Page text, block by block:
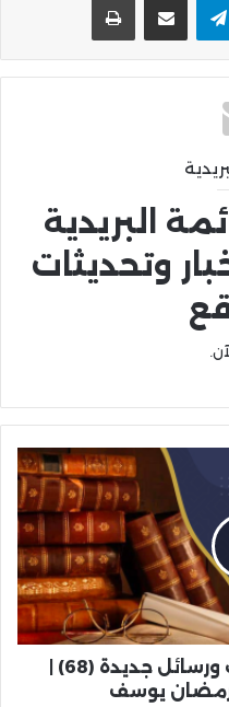
البريدية
وتحديثات
الفقه الإسلامي في كتب ورسائل جديدة (68) |
رمضان يوسف